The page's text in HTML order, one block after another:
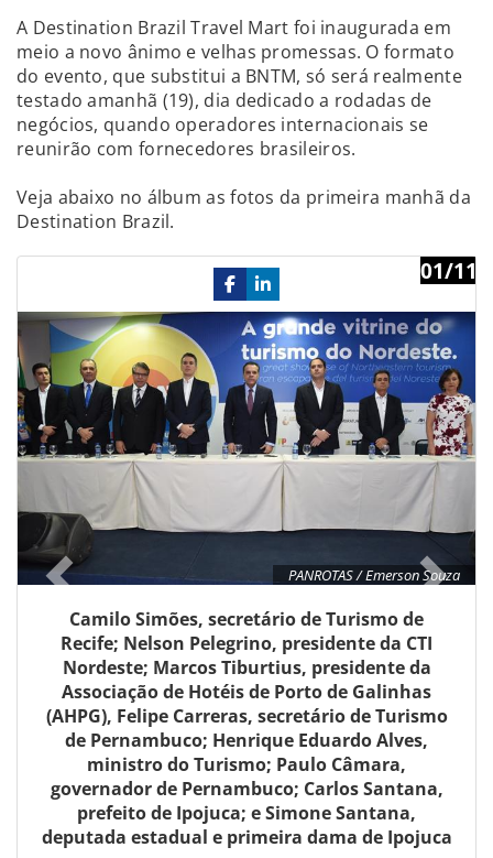
A Destination Brazil Travel Mart foi inaugurada em
meio a novo ânimo e velhas promessas. O formato
do evento, que substitui a BNTM, só será realmente
testado amanhã (19), dia dedicado a rodadas de
negócios, quando operadores internacionais se
reunirão com fornecedores brasileiros.
Veja abaixo no álbum as fotos da primeira manhã da
Destination Brazil.
PANROTAS / Emerson Souza
01/11
Camilo Simões, secretário de Turismo de
Recife; Nelson Pelegrino, presidente da CTI
Nordeste; Marcos Tiburtius, presidente da
Associação de Hotéis de Porto de Galinhas
(AHPG), Felipe Carreras, secretário de Turismo
de Pernambuco; Henrique Eduardo Alves,
ministro do Turismo; Paulo Câmara,
governador de Pernambuco; Carlos Santana,
prefeito de Ipojuca; e Simone Santana,
deputada estadual e primeira dama de Ipojuca
Previous